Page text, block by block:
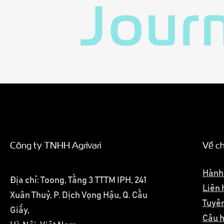
Công ty TNHH Agrivari
Địa chỉ: Toong, Tầng 3 TTTM IPH, 241
Xuân Thuỷ, P. Dịch Vọng Hậu, Q. Cầu
Giấy,
Về
Liên
Câu